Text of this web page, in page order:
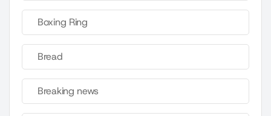
Boxing Ring
Bread
Breaking news